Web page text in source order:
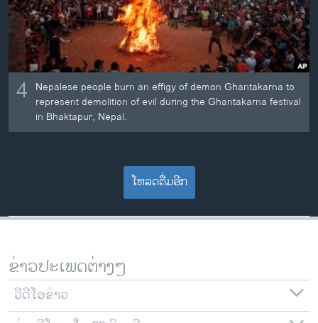
4 Nepalese people burn an effigy of demon Ghantakarna to
represent demolition of evil during the Ghantakarna festival
in Bhaktapur, Nepal.
ໂຫລດຕື່ມອີກ
ຂ່າວປະເພດຕ່າງໆ
ວີດີໂອຂ່າວ